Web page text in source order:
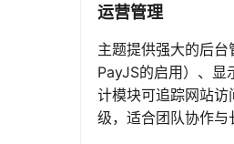
运营管理
主题提供强大的后
PayJS的启用）、显
计模块可追踪网站
级，适合团队协作与